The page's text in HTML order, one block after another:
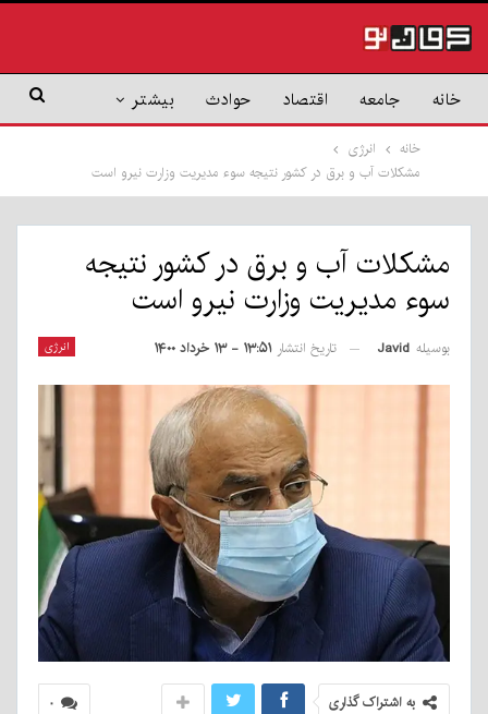
خانه جامعه اقتصاد حوادث بیشتر
خانه
انرژی
مشکلات آب و برق در کشور نتیجه سوء مدیریت وزارت نیرو است
مشکلات آب و برق در کشور نتیجه
سوء مدیریت وزارت نیرو است
انرژی بوسیله Javid تاریخ انتشار ۱۳:۵۱ - ۱۳ خرداد ۱۴۰۰
۰ به اشتراک گذاری